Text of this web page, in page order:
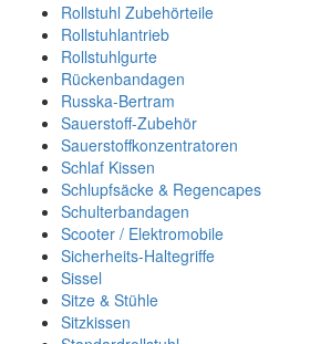
Rollstuhl Zubehörteile
Rollstuhlantrieb
Rollstuhlgurte
Rückenbandagen
Russka-Bertram
Sauerstoff-Zubehör
Sauerstoffkonzentratoren
Schlaf Kissen
Schlupfsäcke & Regencapes
Schulterbandagen
Scooter / Elektromobile
Sicherheits-Haltegriffe
Sissel
Sitze & Stühle
Sitzkissen